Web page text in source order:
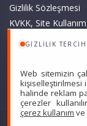
GIZLILIK
Web sitemizin
kişiselleştirilmesi
halinde reklam
çerezler
çerez kullanım ve
Gizlilik Sözleşmesi
KVKK, Site
Sitemizde anılan
başlangıç